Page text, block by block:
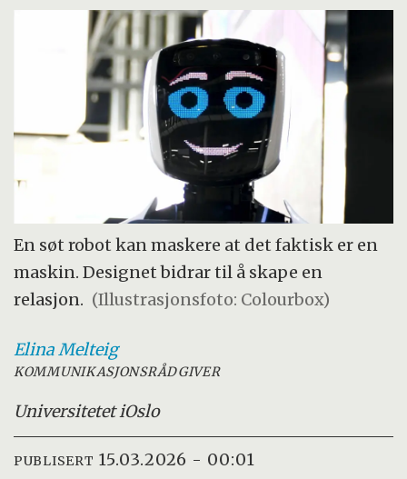
En søt robot kan maskere at det faktisk er en
maskin. Designet bidrar til å skape en
relasjon. (Illustrasjonsfoto: Colourbox)
ElinaMelteig
KOMMUNIKASJONSRÅDGIVER
Universitetet iOslo
PUBLISERT 15.03.2026 - 00:01